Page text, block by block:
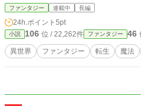
と称され終戦を迎えた。 戦後に帝都近衛部隊へと配属されて
れた。 帝都で生きてい
ライオトリシアへの帰路へと着く
まない婚約から逃げ出
師であるパトリシア・
とパトリシアの魔術を
ファンタジー 連載中 長編
24h.ポイント 5pt
小説 106 位 / 22,262件 ファンタジー 46
異世界 ファンタジー 転生 魔法